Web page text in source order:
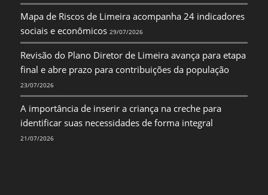
Mapa de Riscos de Limeira acompanha 24 indicadores
sociais e econômicos 29/07/2026
Revisão do Plano Diretor de Limeira avança para etapa
final e abre prazo para contribuições da população
23/07/2026
A importância de inserir a criança na creche para
identificar suas necessidades de forma integral
21/07/2026